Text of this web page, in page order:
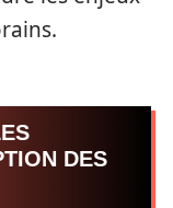
DES